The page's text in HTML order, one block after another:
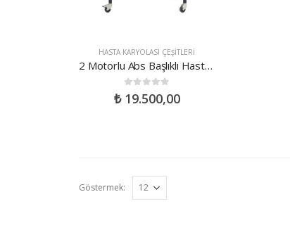
HASTA KARYOLASI ÇEŞITLERI
2 Motorlu Abs Başlıklı Hasta Karyolası
0out of 5
₺19.500,00
Göstermek: